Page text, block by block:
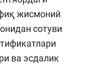
жисмоний
сотуви
ва эсдалик